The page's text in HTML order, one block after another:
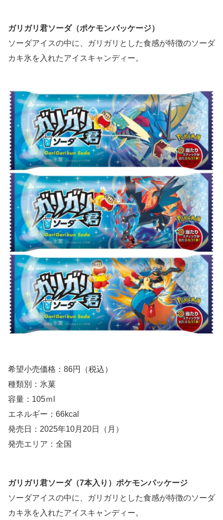
ガリガリ君ソーダ（ポケモンパッケージ）
ソーダアイスの中に、ガリガリとした食感が特徴のソーダ
カキ氷を入れたアイスキャンディー。
希望小売価格：86円（税込）
種類別：氷菓
容量：105ｍl
エネルギー：66kcal
発売日：2025年10月20日（月）
発売エリア：全国
ガリガリ君ソーダ（7本入り）ポケモンパッケージ
ソーダアイスの中に、ガリガリとした食感が特徴のソーダ
カキ氷を入れたアイスキャンディー。